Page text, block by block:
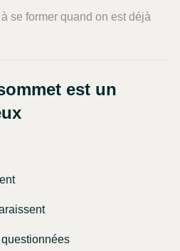
se former quand on est déjà
est un